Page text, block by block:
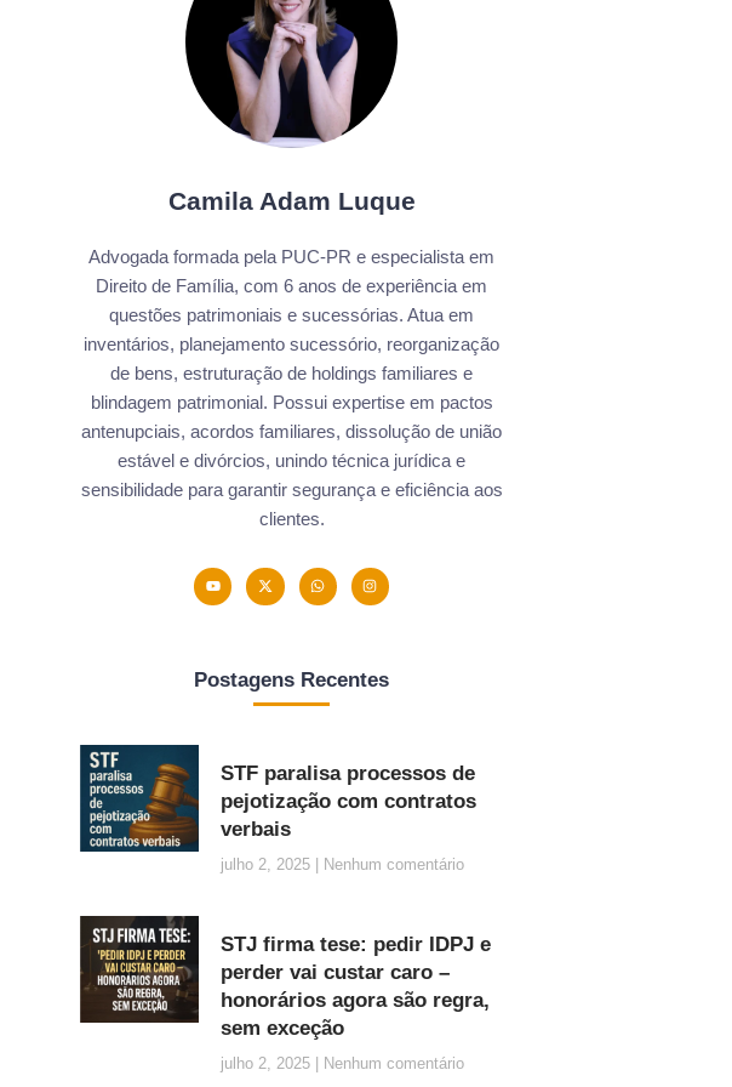
Camila Adam Luque
Advogada formada pela PUC-PR e especialista em
Direito de Família, com 6 anos de experiência em
questões patrimoniais e sucessórias. Atua em
inventários, planejamento sucessório, reorganização
de bens, estruturação de holdings familiares e
blindagem patrimonial. Possui expertise em pactos
antenupciais, acordos familiares, dissolução de união
estável e divórcios, unindo técnica jurídica e
sensibilidade para garantir segurança e eficiência aos
clientes.
Postagens Recentes
STF paralisa processos de
pejotização com contratos
verbais
julho 2, 2025 Nenhum comentário
STJ firma tese: pedir IDPJ e
perder vai custar caro –
honorários agora são regra,
sem exceção
julho 2, 2025 Nenhum comentário